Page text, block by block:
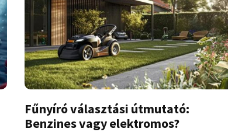
Fűnyíró választási útmutató:
Benzines vagy elektromos?